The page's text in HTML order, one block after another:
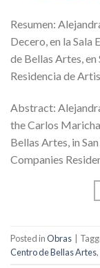
Resumen:
Decero, en la
de Bellas Artes,
Residencia de
Abstract:
the Carlos
Bellas Artes, in
Companies
Posted inObras
Centro de Bellas Artes,